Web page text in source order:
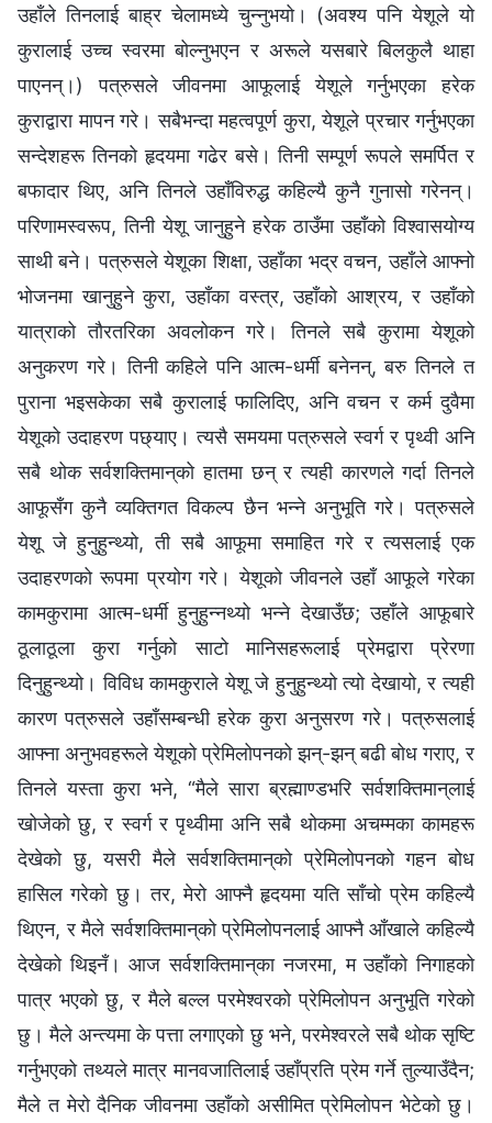
उहाँले तिनलाई बाह्र चेलामध्ये चुन्‍नुभयो। (अवश्य पनि येशूले यो
कुरालाई उच्‍च स्वरमा बोल्‍नुभएन र अरूले यसबारे बिलकुलै थाहा
पाएनन्।) पत्रुसले जीवनमा आफूलाई येशूले गर्नुभएका हरेक
कुराद्वारा मापन गरे। सबैभन्दा महत्वपूर्ण कुरा, येशूले प्रचार गर्नुभएका
सन्देशहरू तिनको हृदयमा गढेर बसे। तिनी सम्पूर्ण रूपले समर्पित र
बफादार थिए, अनि तिनले उहाँविरुद्ध कहिल्यै कुनै गुनासो गरेनन्।
परिणामस्वरूप, तिनी येशू जानुहुने हरेक ठाउँमा उहाँको विश्‍वासयोग्य
साथी बने। पत्रुसले येशूका शिक्षा, उहाँका भद्र वचन, उहाँले आफ्नो
भोजनमा खानुहुने कुरा, उहाँका वस्त्र, उहाँको आश्रय, र उहाँको
यात्राको तौरतरिका अवलोकन गरे। तिनले सबै कुरामा येशूको
अनुकरण गरे। तिनी कहिले पनि आत्म-धर्मी बनेनन्, बरु तिनले त
पुराना भइसकेका सबै कुरालाई फालिदिए, अनि वचन र कर्म दुवैमा
येशूको उदाहरण पछ्याए। त्यसै समयमा पत्रुसले स्वर्ग र पृथ्वी अनि
सबै थोक सर्वशक्तिमान्‌को हातमा छन् र त्यही कारणले गर्दा तिनले
आफूसँग कुनै व्यक्तिगत विकल्प छैन भन्‍ने अनुभूति गरे। पत्रुसले
येशू जे हुनुहुन्थ्यो, ती सबै आफूमा समाहित गरे र त्यसलाई एक
उदाहरणको रूपमा प्रयोग गरे। येशूको जीवनले उहाँ आफूले गरेका
कामकुरामा आत्म-धर्मी हुनुहुन्नथ्यो भन्ने देखाउँछ; उहाँले आफूबारे
ठूलाठूला कुरा गर्नुको साटो मानिसहरूलाई प्रेमद्वारा प्रेरणा
दिनुहुन्थ्यो। विविध कामकुराले येशू जे हुनुहुन्थ्यो त्यो देखायो, र त्यही
कारण पत्रुसले उहाँसम्बन्धी हरेक कुरा अनुसरण गरे। पत्रुसलाई
आफ्ना अनुभवहरूले येशूको प्रेमिलोपनको झन्-झन् बढी बोध गराए, र
तिनले यस्ता कुरा भने, “मैले सारा ब्रह्माण्डभरि सर्वशक्तिमान्‌लाई
खोजेको छु, र स्वर्ग र पृथ्वीमा अनि सबै थोकमा अचम्मका कामहरू
देखेको छु, यसरी मैले सर्वशक्तिमान्‌को प्रेमिलोपनको गहन बोध
हासिल गरेको छु। तर, मेरो आफ्नै हृदयमा यति साँचो प्रेम कहिल्यै
थिएन, र मैले सर्वशक्तिमान्‌को प्रेमिलोपनलाई आफ्नै आँखाले कहिल्यै
देखेको थिइनँ। आज सर्वशक्तिमान्‌का नजरमा, म उहाँको निगाहको
पात्र भएको छु, र मैले बल्‍ल परमेश्‍वरको प्रेमिलोपन अनुभूति गरेको
छु। मैले अन्त्यमा के पत्ता लगाएको छु भने, परमेश्‍वरले सबै थोक सृष्टि
गर्नुभएको तथ्यले मात्र मानवजातिलाई उहाँप्रति प्रेम गर्ने तुल्याउँदैन;
मैले त मेरो दैनिक जीवनमा उहाँको असीमित प्रेमिलोपन भेटेको छु।